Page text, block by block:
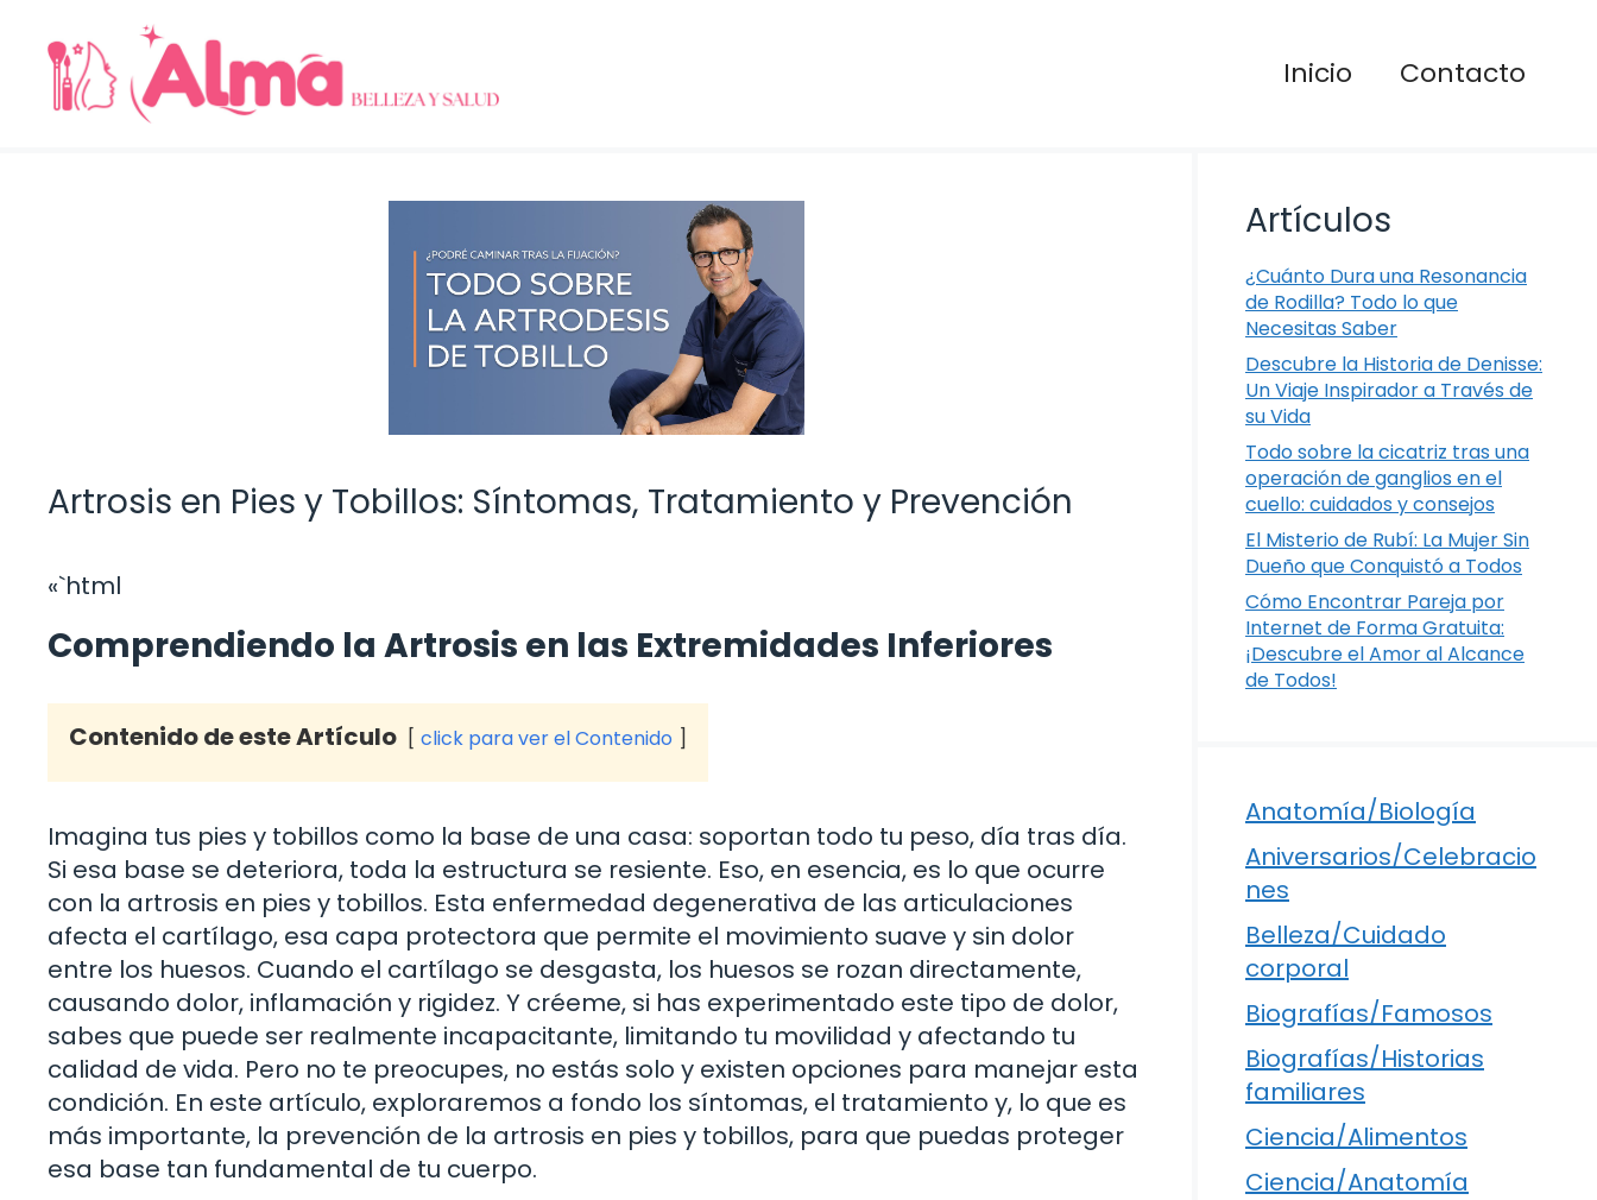
contenido
Inicio Contacto
Artrosis en Pies y Tobillos: Síntomas, Tratamiento y Prevención
«`html
Comprendiendo la Artrosis en las Extremidades Inferiores
Contenido de este Artículo click para ver el Contenido
Imagina tus pies y tobillos como la base de una casa: soportan todo tu peso, día tras día.
Si esa base se deteriora, toda la estructura se resiente. Eso, en esencia, es lo que ocurre
con la artrosis en pies y tobillos. Esta enfermedad degenerativa de las articulaciones
afecta el cartílago, esa capa protectora que permite el movimiento suave y sin dolor
entre los huesos. Cuando el cartílago se desgasta, los huesos se rozan directamente,
causando dolor, inflamación y rigidez. Y créeme, si has experimentado este tipo de dolor,
sabes que puede ser realmente incapacitante, limitando tu movilidad y afectando tu
calidad de vida. Pero no te preocupes, no estás solo y existen opciones para manejar esta
condición. En este artículo, exploraremos a fondo los síntomas, el tratamiento y, lo que es
más importante, la prevención de la artrosis en pies y tobillos, para que puedas proteger
esa base tan fundamental de tu cuerpo.
Artículos
¿Cuánto Dura una Resonancia
de Rodilla? Todo lo que
Necesitas Saber
Descubre la Historia de Denisse:
Un Viaje Inspirador a Través de
su Vida
Todo sobre la cicatriz tras una
operación de ganglios en el
cuello: cuidados y consejos
El Misterio de Rubí: La Mujer Sin
Dueño que Conquistó a Todos
Cómo Encontrar Pareja por
Internet de Forma Gratuita:
¡Descubre el Amor al Alcance
de Todos!
Anatomía/Biología
Aniversarios/Celebracio
nes
Belleza/Cuidado
corporal
Biografías/Famosos
Biografías/Historias
familiares
Ciencia/Alimentos
Ciencia/Anatomía